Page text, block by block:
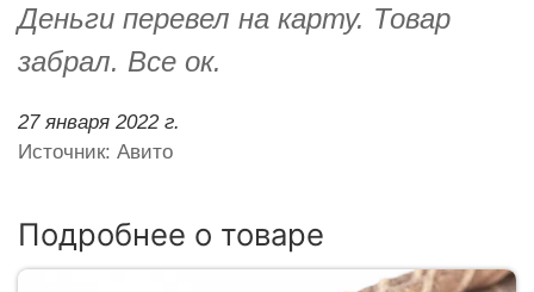
Деньги перевел на карту. Товар
забрал. Все ок.
27 января 2022 г.
Источник: Авито
Подробнее о товаре